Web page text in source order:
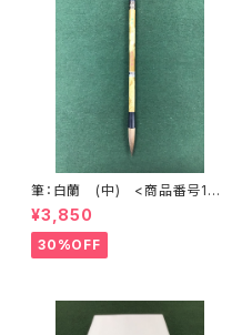
筆：白蘭 (中) <商品番号144
3>
¥3,850
30%OFF